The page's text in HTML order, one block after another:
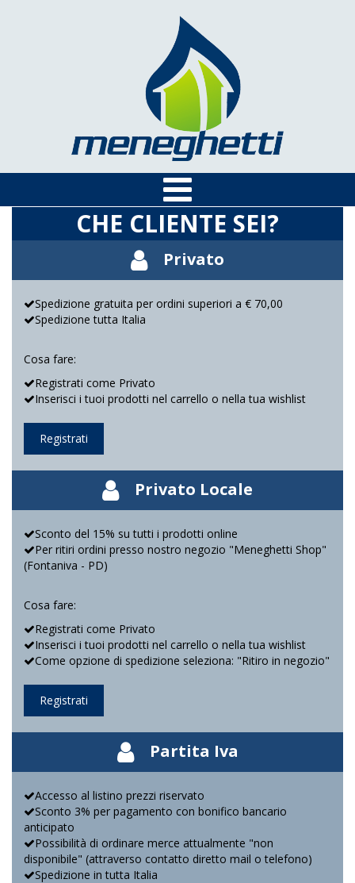
CHE CLIENTE SEI?
Privato
Spedizione gratuita per ordini superiori a € 70,00
Spedizione tutta Italia
Cosa fare:
Registrati come Privato
Inserisci i tuoi prodotti nel carrello o nella tua wishlist
Registrati
Privato Locale
Sconto del 15% su tutti i prodotti online
Per ritiri ordini presso nostro negozio "Meneghetti Shop"
(Fontaniva - PD)
Cosa fare:
Registrati come Privato
Inserisci i tuoi prodotti nel carrello o nella tua wishlist
Come opzione di spedizione seleziona: "Ritiro in negozio"
Registrati
Partita Iva
Accesso al listino prezzi riservato
Sconto 3% per pagamento con bonifico bancario
anticipato
Possibilità di ordinare merce attualmente "non
disponibile" (attraverso contatto diretto mail o telefono)
Spedizione in tutta Italia